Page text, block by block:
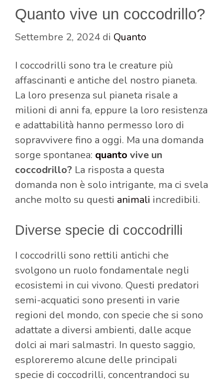
Quanto vive un coccodrillo?
Settembre 2, 2024 di Quanto
I coccodrilli sono tra le creature più
affascinanti e antiche del nostro pianeta.
La loro presenza sul pianeta risale a
milioni di anni fa, eppure la loro resistenza
e adattabilità hanno permesso loro di
sopravvivere fino a oggi. Ma una domanda
sorge spontanea: quanto vive un
coccodrillo? La risposta a questa
domanda non è solo intrigante, ma ci svela
anche molto su questi animali incredibili.
Diverse specie di coccodrilli
I coccodrilli sono rettili antichi che
svolgono un ruolo fondamentale negli
ecosistemi in cui vivono. Questi predatori
semi-acquatici sono presenti in varie
regioni del mondo, con specie che si sono
adattate a diversi ambienti, dalle acque
dolci ai mari salmastri. In questo saggio,
esploreremo alcune delle principali
specie di coccodrilli, concentrandoci su